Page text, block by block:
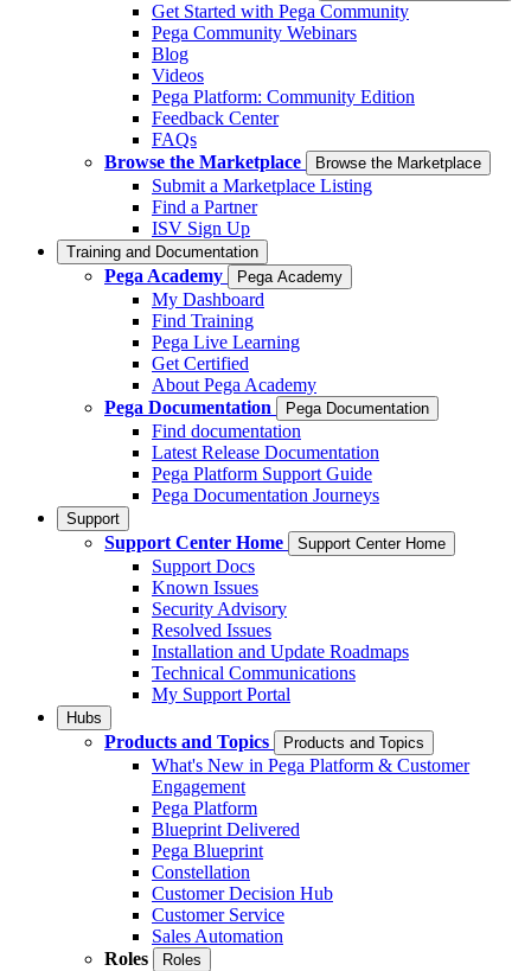
Get Started with Pega Community
Pega Community Webinars
Blog
Videos
Pega Platform: Community Edition
Feedback Center
FAQs
Browse the Marketplace
Browse the Marketplace
Submit a Marketplace Listing
Find a Partner
ISV Sign Up
Training and Documentation
Pega Academy Pega Academy
My Dashboard
Find Training
Pega Live Learning
Get Certified
About Pega Academy
Pega Documentation
Pega Documentation
Find documentation
Latest Release Documentation
Pega Platform Support Guide
Pega Documentation Journeys
Support
Support Center Home Support Center Home
Support Docs
Known Issues
Security Advisory
Resolved Issues
Installation and Update Roadmaps
Technical Communications
My Support Portal
Hubs
Products and Topics Products and Topics
What's New in Pega Platform & Customer
Engagement
Pega Platform
Blueprint Delivered
Pega Blueprint
Constellation
Customer Decision Hub
Customer Service
Sales Automation
Roles
Roles